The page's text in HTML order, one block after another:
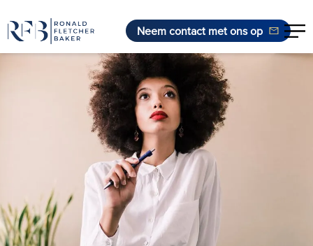
Neem contact met ons op